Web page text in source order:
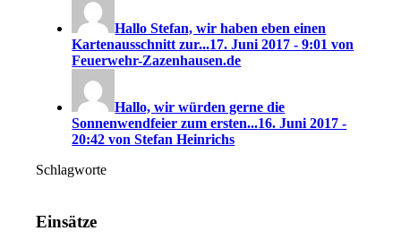
Hallo Stefan, wir haben eben einen
Kartenausschnitt zur...17. Juni 2017 - 9:01 von
Feuerwehr-Zazenhausen.de
Hallo, wir würden gerne die
Sonnenwendfeier zum ersten...16. Juni 2017 -
20:42 von Stefan Heinrichs
Schlagworte
Einsätze